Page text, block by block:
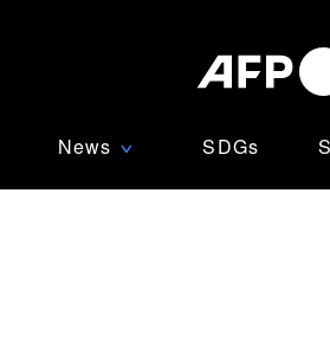
News ∨ SDGs